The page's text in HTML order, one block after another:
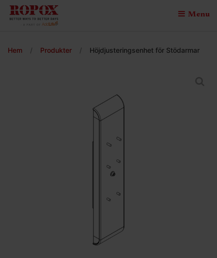
Menu
Hem / Produkter / Höjdjusteringsenhet för Stödarmar